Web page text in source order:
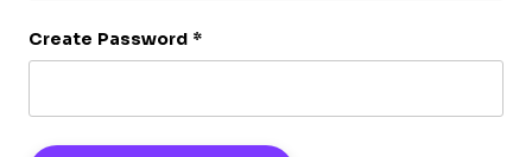
Create Password *